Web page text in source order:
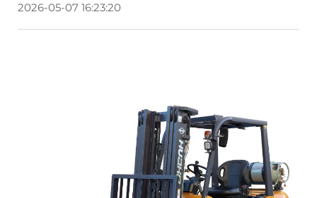
2026-05-07 16:23:20